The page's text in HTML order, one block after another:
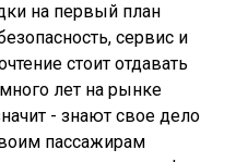
на первый план
сервис и
стоит отдавать
лет на рынке
- знают свое дело
пассажирам